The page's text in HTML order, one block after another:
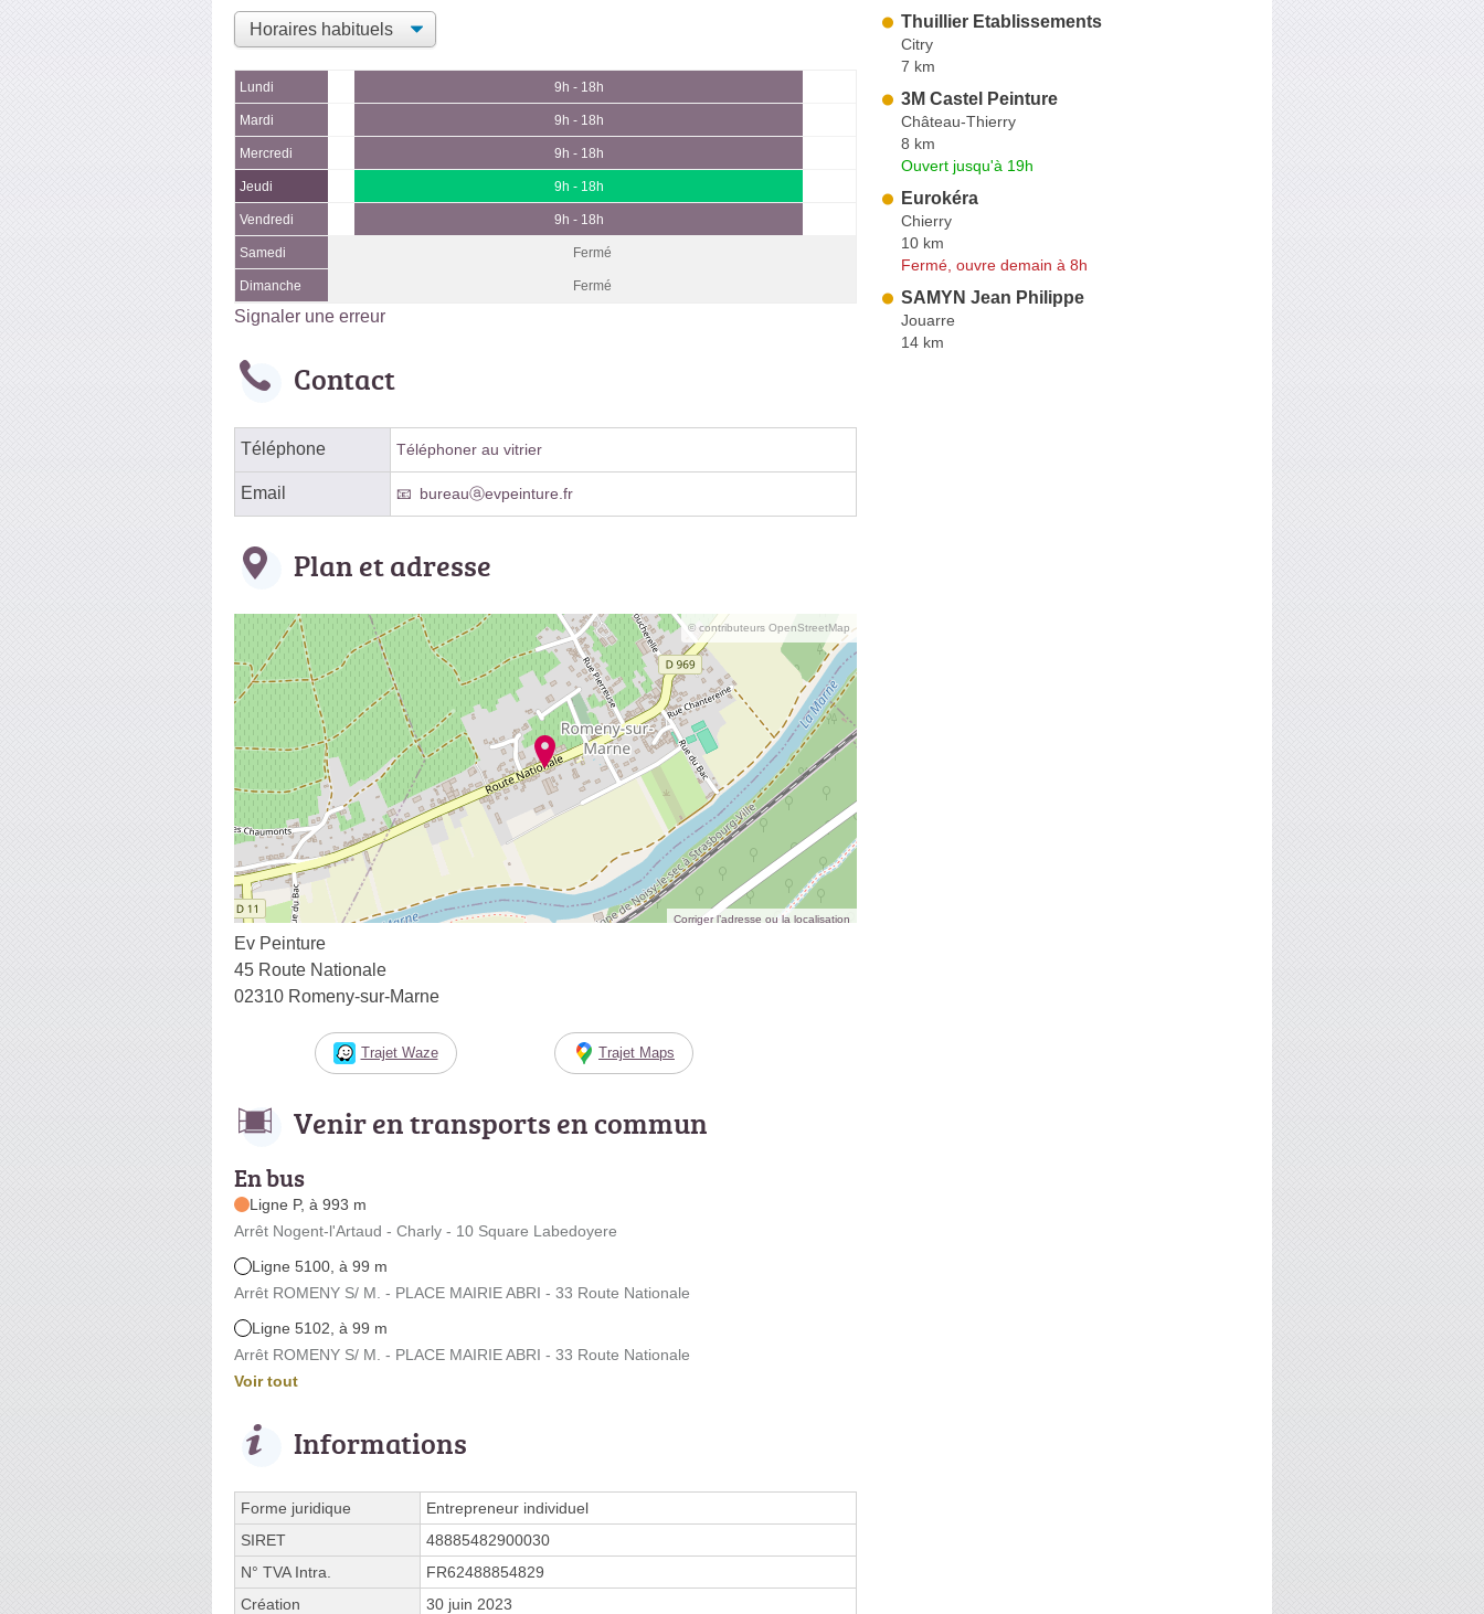
Lundi 9h - 18h
Mardi 9h - 18h
Mercredi 9h - 18h
Jeudi 9h - 18h
Vendredi 9h - 18h
Samedi Fermé
Dimanche Fermé
Signaler une erreur
Contact
Téléphone Téléphoner au vitrier
Email bureauⓐevpeinture.fr
Plan et adresse
© contributeurs OpenStreetMap
Corriger l’adresse ou la localisation
Ev Peinture
45 Route Nationale
02310 Romeny-sur-Marne
Trajet Waze Trajet Maps
Venir en transports en commun
En bus
Ligne P, à 993 m
Arrêt Nogent-l'Artaud - Charly - 10 Square Labedoyere
Ligne 5100, à 99 m
Arrêt ROMENY S/ M. - PLACE MAIRIE ABRI - 33 Route Nationale
Ligne 5102, à 99 m
Arrêt ROMENY S/ M. - PLACE MAIRIE ABRI - 33 Route Nationale
Voir tout
Informations
Forme juridique
Entrepreneur individuel
SIRET
48885482900030
N° TVA Intra.
FR62488854829
Création
30 juin 2023
Thuillier Etablissements
Citry
7 km
3M Castel Peinture
Château-Thierry
8 km
Ouvert jusqu'à 19h
Eurokéra
Chierry
10 km
Fermé, ouvre demain à 8h
SAMYN Jean Philippe
Jouarre
14 km